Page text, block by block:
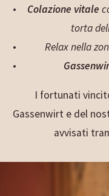
Colazione vitale
torta
Relax nella
I fortunati
Gassenwirt e del
avvisati